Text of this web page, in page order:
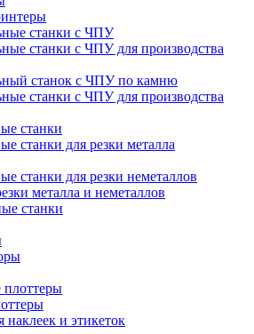
станки с ЧПУ
станки с ЧПУ для производства
станок с ЧПУ по камню
станки с ЧПУ для производства
станки
станки для резки металла
станки для резки неметаллов
металла и неметаллов
станки
и этикеток